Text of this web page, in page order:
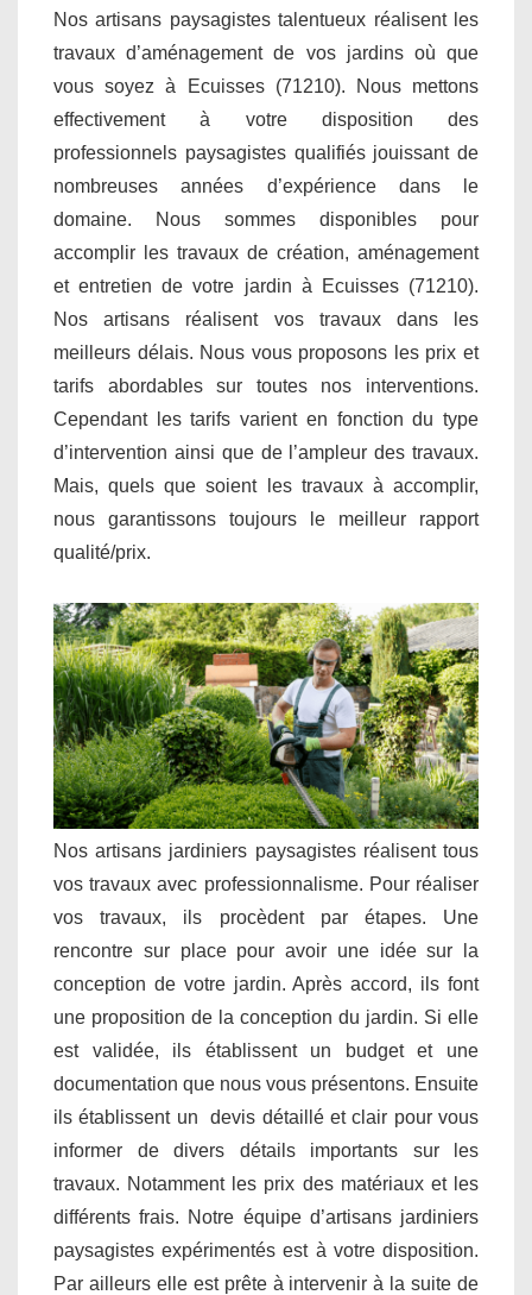
Nos artisans paysagistes talentueux réalisent les
travaux d’aménagement de vos jardins où que
vous soyez à Ecuisses (71210). Nous mettons
effectivement à votre disposition des
professionnels paysagistes qualifiés jouissant de
nombreuses années d’expérience dans le
domaine. Nous sommes disponibles pour
accomplir les travaux de création, aménagement
et entretien de votre jardin à Ecuisses (71210).
Nos artisans réalisent vos travaux dans les
meilleurs délais. Nous vous proposons les prix et
tarifs abordables sur toutes nos interventions.
Cependant les tarifs varient en fonction du type
d’intervention ainsi que de l’ampleur des travaux.
Mais, quels que soient les travaux à accomplir,
nous garantissons toujours le meilleur rapport
qualité/prix.
Nos artisans jardiniers paysagistes réalisent tous
vos travaux avec professionnalisme. Pour réaliser
vos travaux, ils procèdent par étapes. Une
rencontre sur place pour avoir une idée sur la
conception de votre jardin. Après accord, ils font
une proposition de la conception du jardin. Si elle
est validée, ils établissent un budget et une
documentation que nous vous présentons. Ensuite
ils établissent un devis détaillé et clair pour vous
informer de divers détails importants sur les
travaux. Notamment les prix des matériaux et les
différents frais. Notre équipe d’artisans jardiniers
paysagistes expérimentés est à votre disposition.
Par ailleurs elle est prête à intervenir à la suite de